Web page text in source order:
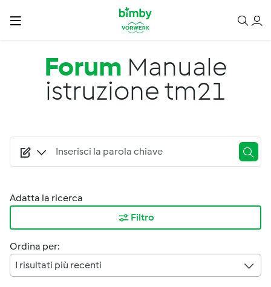
Salta al contenuto principale
Forum Manuale
istruzione tm21
Adatta la ricerca
Filtro
Ordina per:
I risultati più recenti